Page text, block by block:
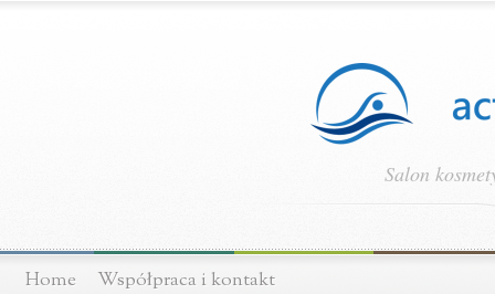
Salon
Home Współpraca i kontakt